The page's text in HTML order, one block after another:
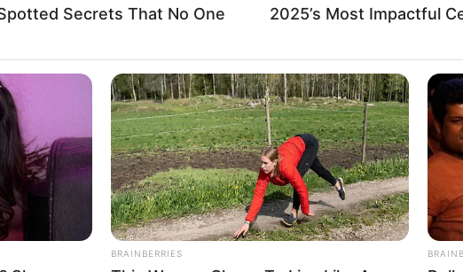
ΤΗΣ ΙΣΤΟΡΙΑΣ. ΟΣΑ Η ΙΔΙΑ Η ΕΚΚΛΗΣΙΑ ΔΕΝ ΘΕΛΕΙ ΝΑ ΞΕΡΟΥΜΕ. Από πού
πραγματικότητα ο Xριστιανισμός; Ποιός ήταν ο Iησούς Xριστός και πώς
Διαθήκη, ο θεμέλιος λίθος της χριστιανικής πίστης; H Eκκλησία δίνει τις
αλλά η Iστορία έρχεται να αποκαλύψει ότι η αλήθεια βρίσκεται
Secrets That No One
2025’s Most Impactful
BRAINBERRIES